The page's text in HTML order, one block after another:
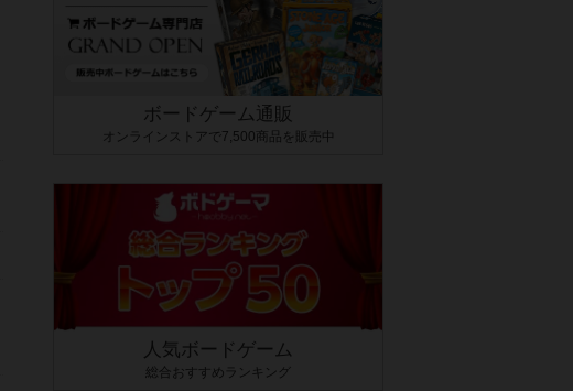
ボードゲーム通販
オンラインストアで7,500商品を販売中
人気ボードゲーム
総合おすすめランキング